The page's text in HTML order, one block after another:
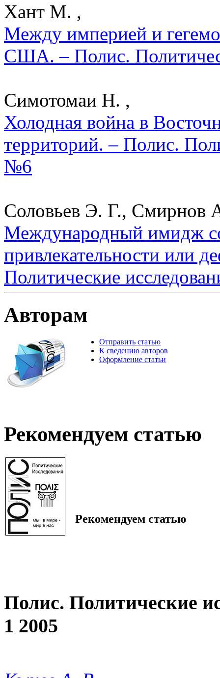
Хант М. ,
Между империей и
США. – Полис.
Симотомаи Н. ,
Холодная война в
территорий. – Полис.
№6
Соловьев Э. Г., Смирнов
Международный имидж
привлекательности или
Политические
Авторам
Отправить статью
К сведению авторов
Оформление статьи
Рекомендуем статью
Рекомендуем статью
Полис. Политические
1 2005